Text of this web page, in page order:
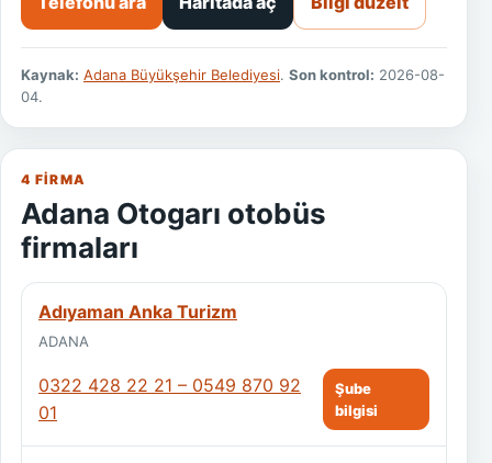
Kaynak: Adana Büyükşehir Belediyesi. Son kontrol: 2026-08-
04.
4 FIRMA
Adana Otogarı otobüs
firmaları
Adıyaman Anka Turizm
ADANA
0322 428 22 21 – 0549 870 92
01
Şube
bilgisi